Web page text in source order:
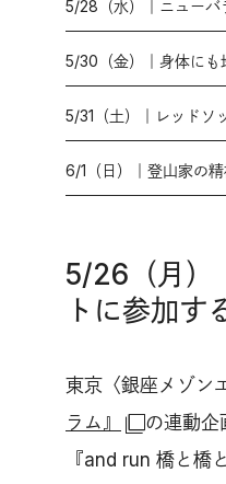
5/28（水）｜ニューバ
5/30（金）｜身体にも
5/31（土）｜レッドソ
6/1（日）｜登山家の
5/26（月）
トに参加す
東京〈銀座メゾン
ラム』
の連動企
『and run 橋と橋